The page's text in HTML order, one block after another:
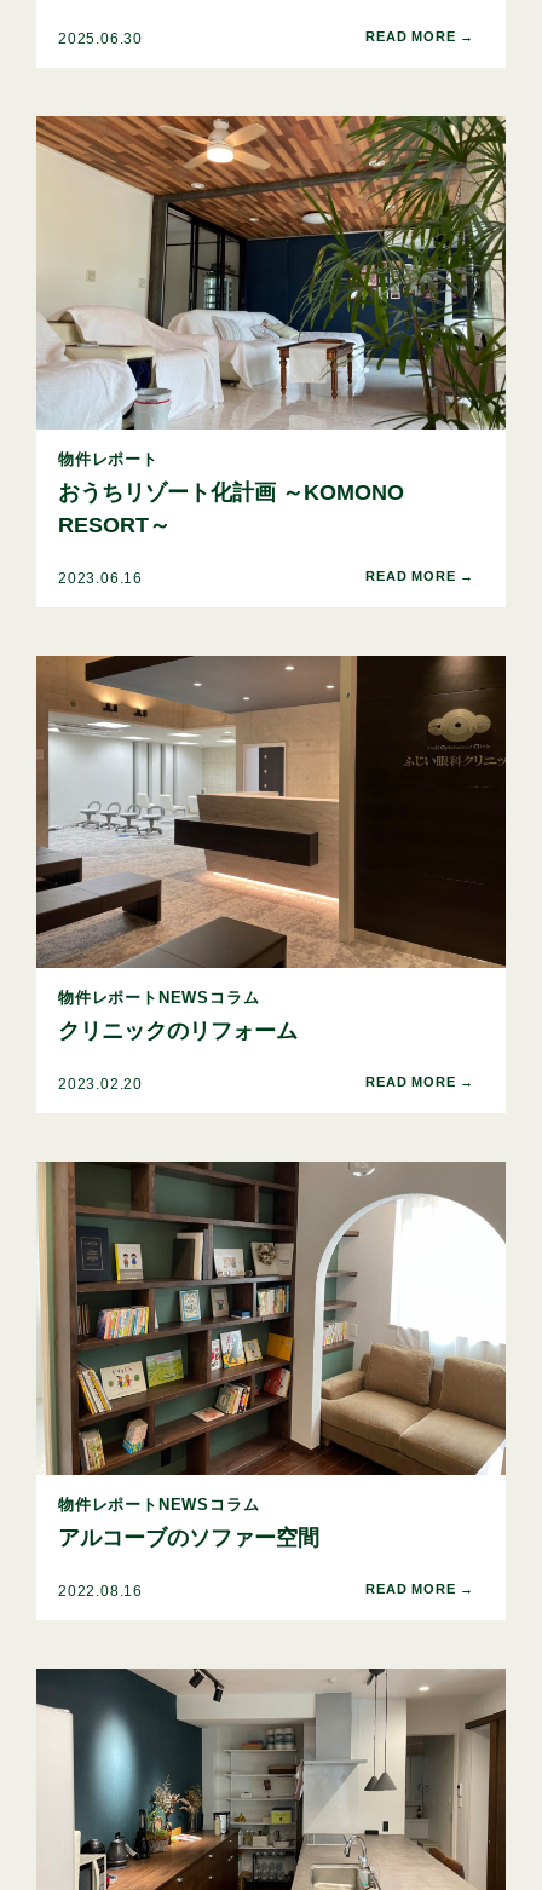
2025.06.30
物件レポート
おうちリゾート化計画 ～KOMONO
RESORT～
2023.06.16
物件レポートNEWSコラム
クリニックのリフォーム
2023.02.20
物件レポートNEWSコラム
アルコーブのソファー空間
2022.08.16